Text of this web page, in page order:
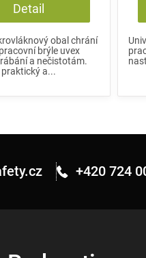
Detail
obal chrání
brýle uvex
a nečistotám.
praktický a...
+420 724